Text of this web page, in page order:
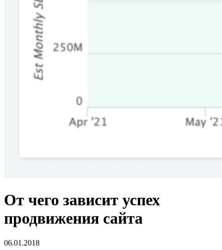
От чего зависит успех
продвижения сайта
06.01.2018